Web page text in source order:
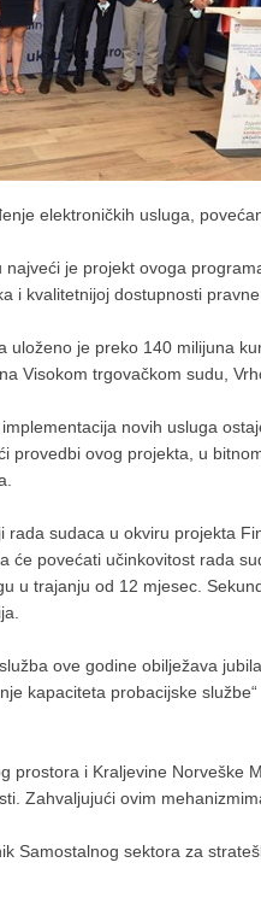
elektroničkih usluga,
je projekt ovoga
i kvalitetnijoj dostupnosti
uloženo je preko 140 milijuna
Visokom trgovačkom sudu,
novih usluga
provedbi ovog projekta, u
sudaca u okviru projekta
će povećati učinkovitost rada
u trajanju od 12 mjesec.
ove godine obilježava
kapaciteta probacijske
prostora i Kraljevine
Zahvaljujući ovim
Samostalnog sektora za